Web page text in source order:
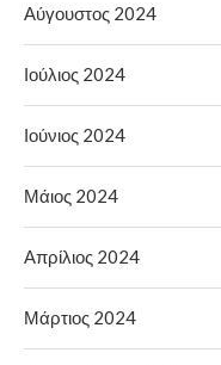
Αύγουστος 2024
Ιούλιος 2024
Ιούνιος 2024
Μάιος 2024
Απρίλιος 2024
Μάρτιος 2024